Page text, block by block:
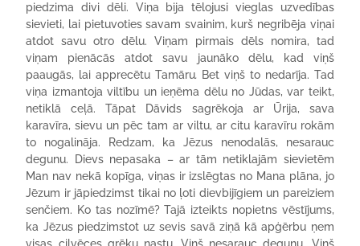
piedzima divi dēli. Viņa bija tēlojusi vieglas uzvedības
sievieti, lai pietuvoties savam svainim, kurš negribēja viņai
atdot savu otro dēlu. Viņam pirmais dēls nomira, tad
viņam pienācās atdot savu jaunāko dēlu, kad viņš
paaugās, lai apprecētu Tamāru. Bet viņš to nedarīja. Tad
viņa izmantoja viltību un ieņēma dēlu no Jūdas, var teikt,
netiklā ceļā. Tāpat Dāvids sagrēkoja ar Ūrija, sava
karavīra, sievu un pēc tam ar viltu, ar citu karavīru rokām
to nogalināja. Redzam, ka Jēzus nenodalās, nesarauc
degunu. Dievs nepasaka – ar tām netiklajām sievietēm
Man nav nekā kopīga, viņas ir izslēgtas no Mana plāna, jo
Jēzum ir jāpiedzimst tikai no ļoti dievbijīgiem un pareiziem
senčiem. Ko tas nozīmē? Tajā izteikts nopietns vēstījums,
ka Jēzus piedzimstot uz sevis savā ziņā kā apģērbu ņem